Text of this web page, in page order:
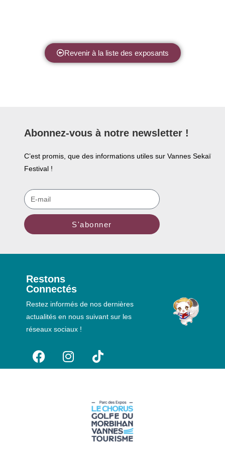
Revenir à la liste des exposants
Abonnez-vous à notre newsletter !
C’est promis, que des informations utiles sur Vannes Sekaï
Festival !
S'abonner
Restons
Connectés
Restez informés de nos dernières
actualités en nous suivant sur les
réseaux sociaux !